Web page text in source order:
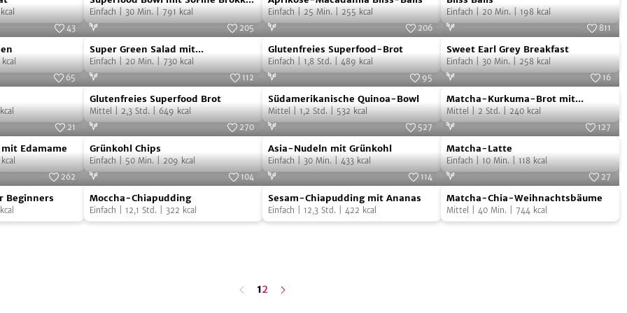
kcal
Bowl
mit
SoFine
Brokkoli
Burger
Burger
Einfach| 30 Min.| 791 kcal
Macadamia
Bliss-
Balls
Einfach| 25 Min.| 255 kcal
Balls
Einfach| 20 Min.| 198kcal
43
kcal
Super
Green
Salad
mit
Knoblauchbaguette
205
Super Green Salad mit
Knoblauchbaguette
Einfach| 20 Min.| 730kcal
Glutenfreies
Superfood-
Brot
Foto:
206
Glutenfreies Superfood-Brot
Einfach| 1,8 Std.| 489 kcal
Sweet
Earl
Grey
Breakfast
Foto:
811
Sweet Earl Grey Breakfast
Einfach| 30 Min.| 258kcal
65
Glutenfreies
Superfood
Brot
Foto: bake and nourish
112
Glutenfreies Superfood Brot
Mittel 2,3 Std.| 649 kcal
Südamerikanische
Quinoa-
Bowl
Foto: SevenCooks
95
Südamerikanische Quinoa-Bowl
Mittel 1,2 Std.| 532kcal
Matcha-
Kurkuma-
Brot
mit
Schwarzkümmel,
Walnüssen
&
Mohn
Sophia Hoffmann
16
Matcha-Kurkuma-Brot mit
Schwarzkümmel, Walnüssen &
Mohn
Mittel 2 Std.| 240kcal
von Plantifuel Skies
21
Edamame
kcal
Grünkohl
Chips
270
Grünkohl Chips
Einfach| 50 Min.| 209 kcal
Asia-
Nudeln
mit
Grünkohl
Foto:
527
Asia-Nudeln mit Grünkohl
Einfach| 30 Min.| 433kcal
Matcha-
Latte
127
Matcha-Latte
Einfach| 10 Min.| 118kcal
Foto:
262
Beginners
kcal
Moccha-
Chiapudding
104
Moccha-Chiapudding
Einfach 12,1 Std. 322 kcal
Sesam-
Chiapudding
mit
Foto:
114
Sesam-Chiapudding mit Ananas
Einfach 12,3 Std. 422 kcal
Matcha-
Chia-
Weihnachtsbäume
Foto: Sophia Hoffmann
27
Matcha-Chia-Weihnachtsbäume
Mittel 40 Min. 744kcal
1letzte
2 näcsteSeit